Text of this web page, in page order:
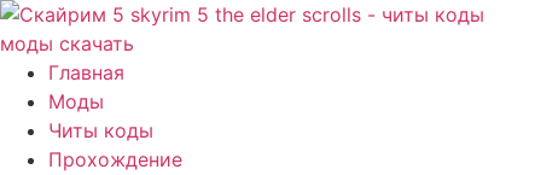
Перейти
к
содержимому
Главная
Моды
Читы коды
Прохождение